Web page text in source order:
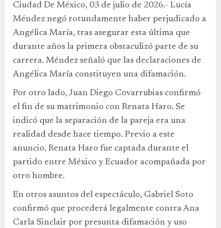
Ciudad De México, 03 de julio de 2026.- Lucía
Méndez negó rotundamente haber perjudicado a
Angélica María, tras asegurar esta última que
durante años la primera obstaculizó parte de su
carrera. Méndez señaló que las declaraciones de
Angélica María constituyen una difamación.
Por otro lado, Juan Diego Covarrubias confirmó
el fin de su matrimonio con Renata Haro. Se
indicó que la separación de la pareja era una
realidad desde hace tiempo. Previo a este
anuncio, Renata Haro fue captada durante el
partido entre México y Ecuador acompañada por
otro hombre.
En otros asuntos del espectáculo, Gabriel Soto
confirmó que procederá legalmente contra Ana
Carla Sinclair por presunta difamación y uso